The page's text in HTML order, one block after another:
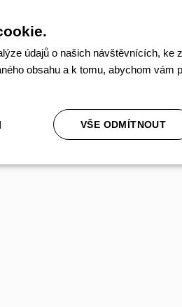
údajů o našich návštěvnících, ke
obsahu a k tomu, abychom vám
VŠE ODMÍTNOUT
cookies Marketingové